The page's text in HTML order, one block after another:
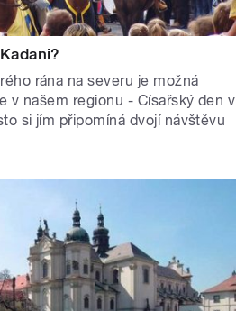
rána na severu je možná
v našem regionu - Císařský den v
si jím připomíná dvojí návštěvu